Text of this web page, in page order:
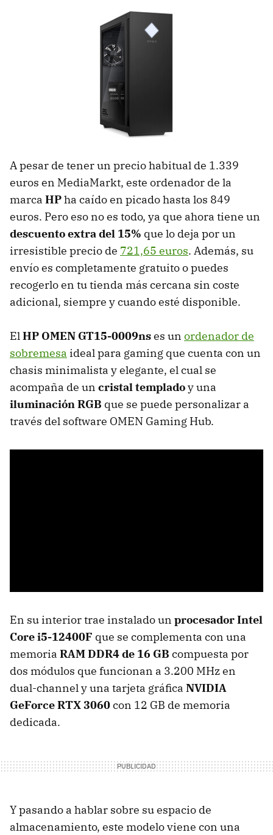
A pesar de tener un precio habitual de 1.339
euros en MediaMarkt, este ordenador de la
marca HPha caído en picado hasta los 849
euros. Pero eso no es todo, ya que ahora tiene un
descuento extra del 15% que lo deja por un
irresistible precio de 721,65 euros. Además, su
envío es completamente gratuito o puedes
recogerlo en tu tienda más cercana sin coste
adicional, siempre y cuando esté disponible.
ElHP OMEN GT15-0009nses un ordenador de
sobremesa ideal para gaming que cuenta con un
chasis minimalista y elegante, el cual se
acompaña de un cristal templadoy una
iluminación RGB que se puede personalizar a
través del software OMEN Gaming Hub.
En su interior trae instalado un procesador Intel
Core i5-12400F que se complementa con una
memoria RAM DDR4 de 16 GB compuesta por
dos módulos que funcionan a 3.200 MHz en
dual-channel y una tarjeta gráfica NVIDIA
GeForce RTX 3060con 12 GB de memoria
dedicada.
Y pasando a hablar sobre su espacio de
almacenamiento, este modelo viene con una